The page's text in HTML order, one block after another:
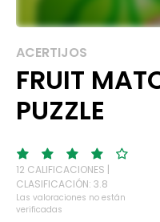
ACERTIJOS
FRUIT
PUZZLE
12 CALIFICACIONES |
CLASIFICACIÓN: 3.8
Las valoraciones no están
verificadas